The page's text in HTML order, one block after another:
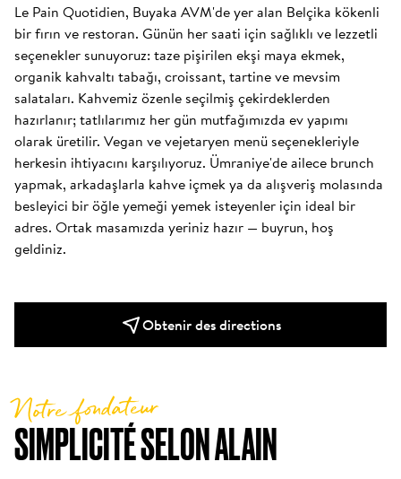
Le Pain Quotidien, Buyaka AVM'de yer alan Belçika kökenli
bir fırın ve restoran. Günün her saati için sağlıklı ve lezzetli
seçenekler sunuyoruz: taze pişirilen ekşi maya ekmek,
organik kahvaltı tabağı, croissant, tartine ve mevsim
salataları. Kahvemiz özenle seçilmiş çekirdeklerden
hazırlanır; tatlılarımız her gün mutfağımızda ev yapımı
olarak üretilir. Vegan ve vejetaryen menü seçenekleriyle
herkesin ihtiyacını karşılıyoruz. Ümraniye'de ailece brunch
yapmak, arkadaşlarla kahve içmek ya da alışveriş molasında
besleyici bir öğle yemeği yemek isteyenler için ideal bir
adres. Ortak masamızda yeriniz hazır — buyrun, hoş
geldiniz.
Obtenir des directions
SIMPLICITÉ SELON ALAIN
Notre fondateur